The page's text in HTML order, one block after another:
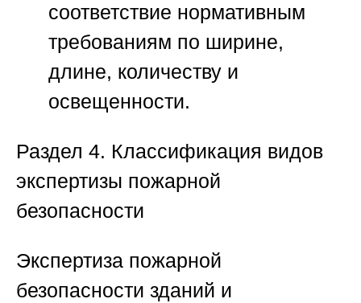
соответствие нормативным
требованиям по ширине,
длине, количеству и
освещенности.
Раздел 4. Классификация видов
экспертизы пожарной
безопасности
Экспертиза пожарной
безопасности зданий и